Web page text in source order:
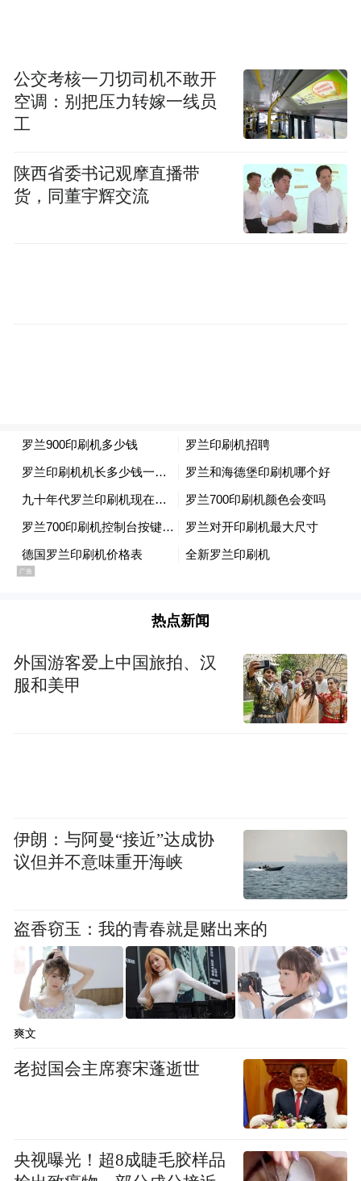
特朗普表示，尽管美国与韩国和日本之间存
在巨额贸易逆差，美国仍决定继续与两国合
作。然而，美国决定以更加平衡、公平的贸
易为前提，继续向前推进。特朗普称，贸易
逆差已对美国经济乃至国家安全构成重大威
起，美国将对所有韩国和日本产品征收25%
税。此外，任何试图通过第三国转运来规避
该关税的做法，也将被征以更高的关税。
特朗普写道：“如你所知，如果日本（韩国）
或贵国境内的企业决定在美国境内建造或生
产产品，我们将不会征收关税，事实上，我
们将尽一切可能快速、专业、常规地予以批
准——换句话说，只需几周时间。”
特朗普：若报复将加更多关税
当地时间7月7日，美国总统特朗普表示，美
国将自2025年8月1日起对所有哈萨克斯坦和
马来西亚的输美产品征收25%的关税，对所
有南非输美产品征收30%关税，对所有老挝
和缅甸的输美产品征收40%关税。
公交考核一刀切司机不敢开
空调：别把压力转嫁一线员
工
陕西省委书记观摩直播带
货，同董宇辉交流
热点新闻
外国游客爱上中国旅拍、汉
服和美甲
伊朗：与阿曼“接近”达成协
议但并不意味重开海峡
盗香窃玉：我的青春就是赌出来的
爽文
老挝国会主席赛宋蓬逝世
央视曝光！超8成睫毛胶样品